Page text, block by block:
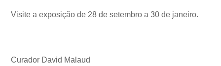
Visite a exposição de 28 de setembro a 30 de janeiro.
Curador David Malaud